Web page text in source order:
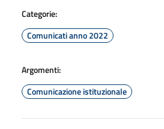
Categorie:
Comunicati anno 2022
Argomenti:
Comunicazione istituzionale